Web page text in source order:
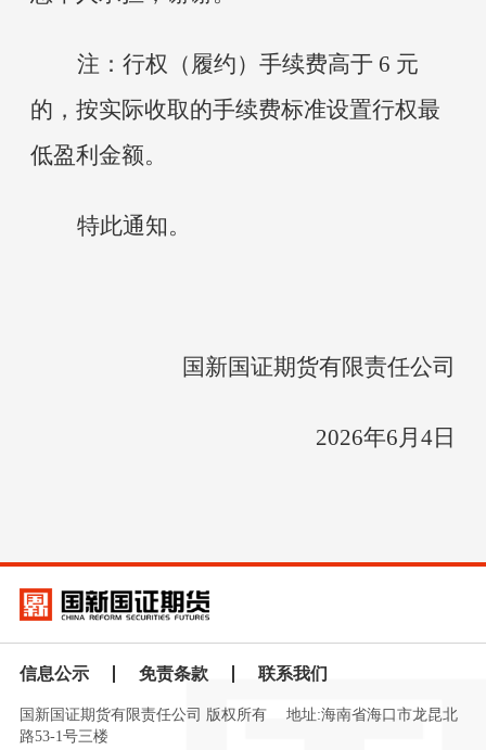
注：行权（履约）手续费高于 6 元
的，按实际收取的手续费标准设置行权最
低盈利金额。
特此通知。
国新国证期货有限责任公司
2026年6月4日
信息公示 免责条款 联系我们
国新国证期货有限责任公司 版权所有
地址:海南省海口市龙昆北
路53-1号三楼